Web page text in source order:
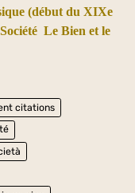
(début du XIXe
Le Bien et le
citations